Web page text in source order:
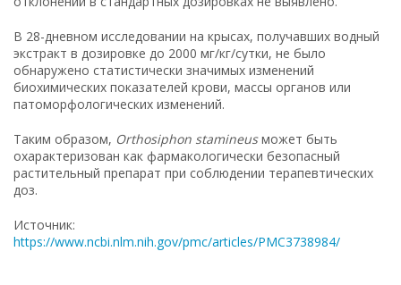
В 28-дневном исследовании на крысах, получавших водный
экстракт в дозировке до 2000 мг/кг/сутки, не было
обнаружено статистически значимых изменений
биохимических показателей крови, массы органов или
патоморфологических изменений.
Таким образом, Orthosiphon stamineusможет быть
охарактеризован как фармакологически безопасный
растительный препарат при соблюдении терапевтических
доз.
Источник:
https://www.ncbi.nlm.nih.gov/pmc/articles/PMC3738984/